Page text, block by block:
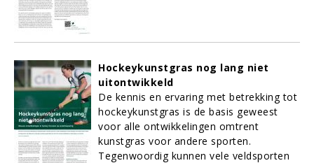
Hockeykunstgras nog lang niet
uitontwikkeld
De kennis en ervaring met betrekking tot
hockeykunstgras is de basis geweest
voor alle ontwikkelingen omtrent
kunstgras voor andere sporten.
Tegenwoordig kunnen vele veldsporten